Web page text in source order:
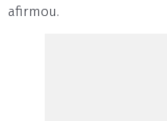
afirmou.